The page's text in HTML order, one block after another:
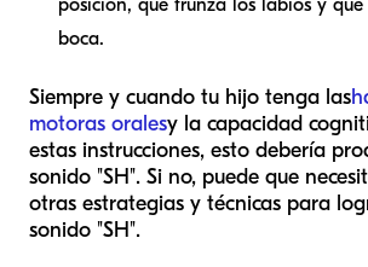
posición, que frunza los labios y
boca.
Siempre y cuando tu hijo tenga las
motoras oralesy la capacidad
estas instrucciones, esto debería
sonido "SH". Si no, puede que
otras estrategias y técnicas para
sonido "SH".